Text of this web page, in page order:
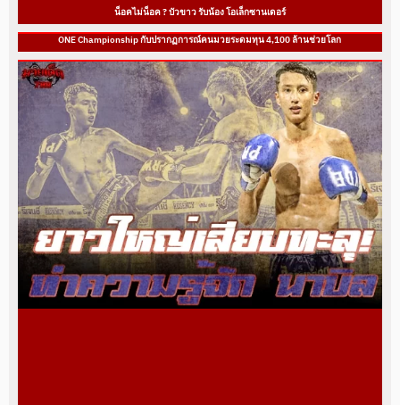
น็อคไม่น็อค ? บัวขาว รับน้อง โอเล็กซานเดอร์
ONE Championship กับปรากฏการณ์คนมวยระดมทุน 4,100 ล้านช่วยโลก